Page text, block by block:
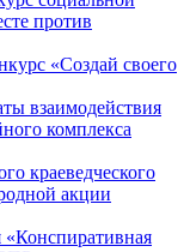
против
«Создай своего
взаимодействия
комплекса
краеведческого
акции